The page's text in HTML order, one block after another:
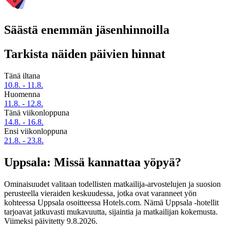
Säästä enemmän jäsenhinnoilla
Tarkista näiden päivien hinnat
Tänä iltana
10.8. - 11.8.
Huomenna
11.8. - 12.8.
Tänä viikonloppuna
14.8. - 16.8.
Ensi viikonloppuna
21.8. - 23.8.
Uppsala: Missä kannattaa yöpyä?
Ominaisuudet valitaan todellisten matkailija-arvostelujen ja suosion
perusteella vieraiden keskuudessa, jotka ovat varanneet yön
kohteessa Uppsala osoitteessa Hotels.com. Nämä Uppsala -hotellit
tarjoavat jatkuvasti mukavuutta, sijaintia ja matkailijan kokemusta.
Viimeksi päivitetty 9.8.2026.